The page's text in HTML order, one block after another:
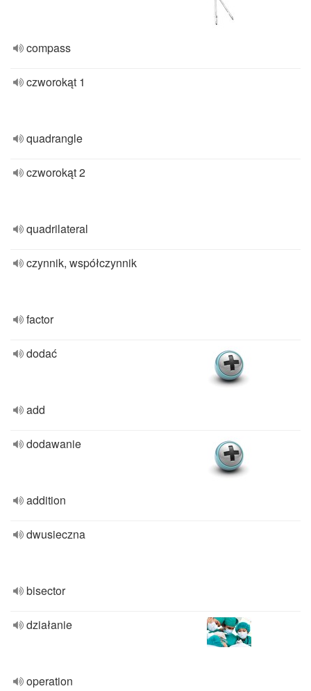
compass
czworokąt 1
quadrangle
czworokąt 2
quadrilateral
czynnik, współczynnik
factor
dodać
add
dodawanie
addition
dwusieczna
bisector
działanie
operation